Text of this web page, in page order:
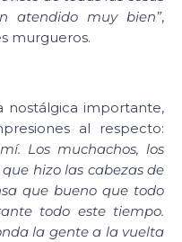
atendido muy bien”,
murgueros.
nostálgica importante,
al respecto:
Los muchachos, los
hizo las cabezas de
que bueno que todo
todo este tiempo.
la gente a la vuelta